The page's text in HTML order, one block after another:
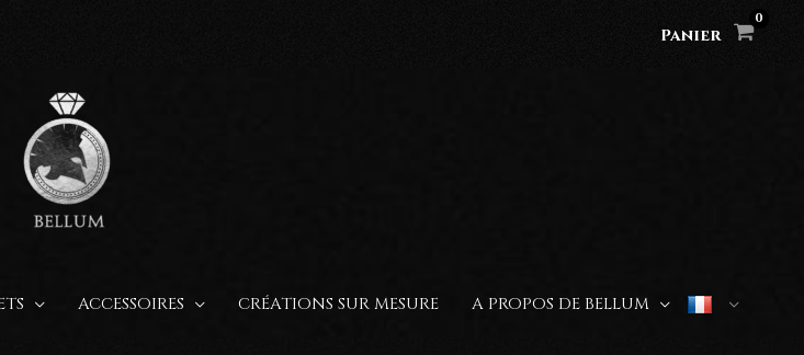
Panier
ACCESSOIRES CRÉATIONS SUR MESURE A PROPOS DE BELLUM